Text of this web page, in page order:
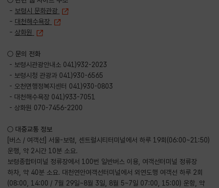
- 보령시 문화관광
- 대천해수욕장
- 상화원
○ 문의 전화
- 보령시관광안내소 041)932-2023
- 보령시청 관광과 041)930-6565
- 오천면행정복지센터 041)930-0803
- 대천해수욕장 041)933-7051
- 상화원 070-7456-2200
○ 대중교통 정보
[버스 / 여객선] 서울-보령, 센트럴시티터미널에서 하루 19회(06:00~21:50)
운행, 약 2시간 10분 소요.
보령종합터미널 정류장에서 100번 일반버스 이용, 여객선터미널 정류장
하차, 약 40분 소요. 대천연안여객선터미널에서 외연도행 여객선 하루 2회
(08:00, 14:00 / 7월 29일~8월 3일, 8월 5~7일 07:00, 15:00) 운항, 약